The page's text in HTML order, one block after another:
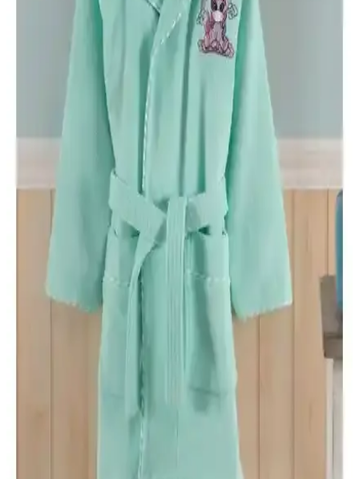
İki yüksek kaliteli bornoz arasındaki farklar, kumaş yapısı, kullanım
kolaylığı ve kullanıcı yorumlarıyla detaylı karşılaştırma.
Arvilla Home ve Özdilek Point Happy Bornoz
Setleri Karşılaştırması: Hangi Ürün Sizin İçin
İki popüler bornoz seti Arvilla Home ve Özdilek Point Happy'yi
karşılaştırıyoruz. Konfor, kalite ve fiyat açısından detaylı analizle
sizin için en uygun seçeneği belirleyin.
Ephemeris ve Mira Home Kapüşonlu Peştemal
Bornoz Karşılaştırması
İşte Ephemeris ve Mira Home kapüşonlu bornozların özellikleri,
kullanıcı yorumları ve karşılaştırması. Hangi ürün ihtiyaçlarınıza
daha uygun? Detaylar burada.
Soley %100 Pamuklu Kimono Bornoz: Yüksek
Emicilik ve Konfor Sunan Doğal Tasarım
Soley markasının %100 pamuklu kimono bornozu, yüksek emiciliği
ve şık tasarımıyla duş sonrası veya sabah rutininizde rahatlık sağlar,
Madame Coco Roesia Şalyaka Kadın Bornoz:
Yüksek Kalite ve Konfor Sunan Hafif Pamuklu